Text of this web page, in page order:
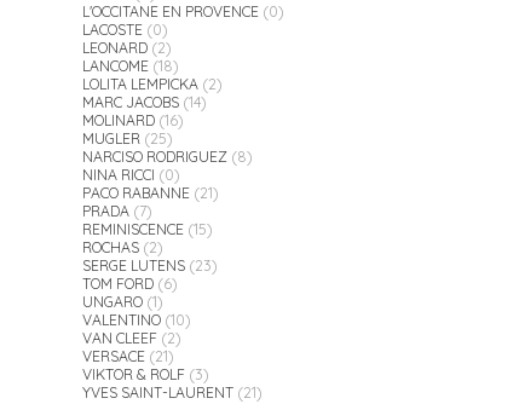
L'OCCITANE EN PROVENCE (0)
LACOSTE (0)
LEONARD (2)
LANCOME (18)
LOLITA LEMPICKA (2)
MARC JACOBS (14)
MOLINARD (16)
MUGLER (25)
NARCISO RODRIGUEZ (8)
NINA RICCI (0)
PACO RABANNE (21)
PRADA (7)
REMINISCENCE (15)
ROCHAS (2)
SERGE LUTENS (23)
TOM FORD (6)
UNGARO (1)
VALENTINO (10)
VAN CLEEF (2)
VERSACE (21)
VIKTOR & ROLF (3)
YVES SAINT-LAURENT (21)